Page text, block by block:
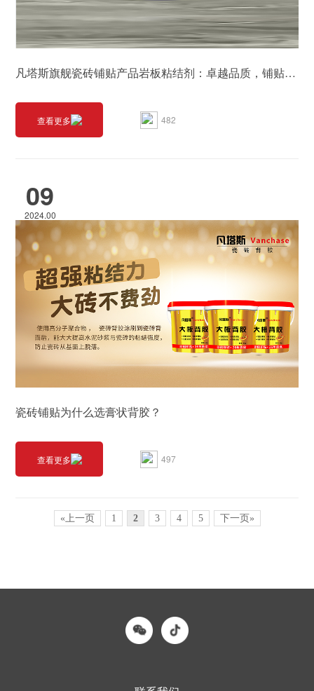
凡塔斯旗舰瓷砖铺贴产品岩板粘结剂：卓越品质，铺贴无忧
查看更多 482
09
2024.00
瓷砖铺贴为什么选膏状背胶？
查看更多 497
«上一页 1 2 3 4 5 下一页»